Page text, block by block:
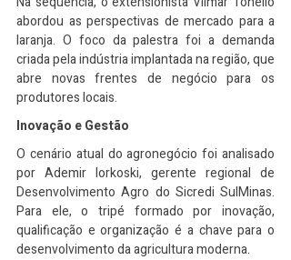
abordou as perspectivas de mercado para a
laranja. O foco da palestra foi a demanda
criada pela indústria implantada na região, que
abre novas frentes de negócio para os
produtores locais.
Inovação e Gestão
O cenário atual do agronegócio foi analisado
por Ademir Iorkoski, gerente regional de
Desenvolvimento Agro do Sicredi SulMinas.
Para ele, o tripé formado por inovação,
qualificação e organização é a chave para o
desenvolvimento da agricultura moderna.